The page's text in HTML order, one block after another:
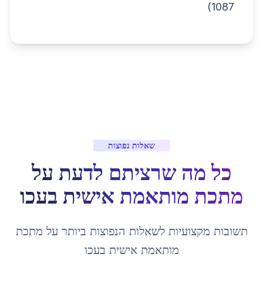
1087)
שאלות נפוצות
כל מה שרציתם לדעת על
מתכת מותאמת אישית בעכו
תשובות מקצועיות לשאלות הנפוצות ביותר על מתכת
מותאמת אישית בעכו